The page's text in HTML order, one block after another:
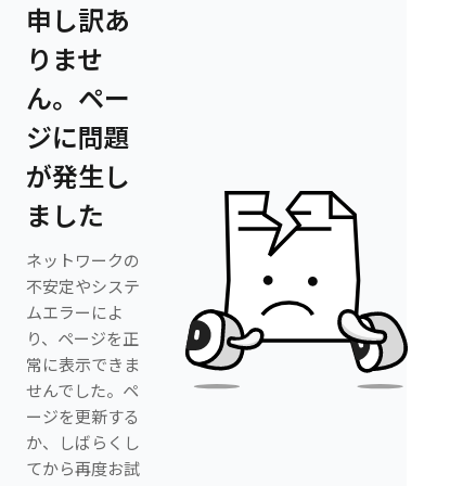
申し訳あ
りませ
ん。ペー
ジに問題
が発生し
ました
ネットワークの
不安定やシステ
ムエラーによ
り、ページを正
常に表示できま
せんでした。ペ
ージを更新する
か、しばらくし
てから再度お試